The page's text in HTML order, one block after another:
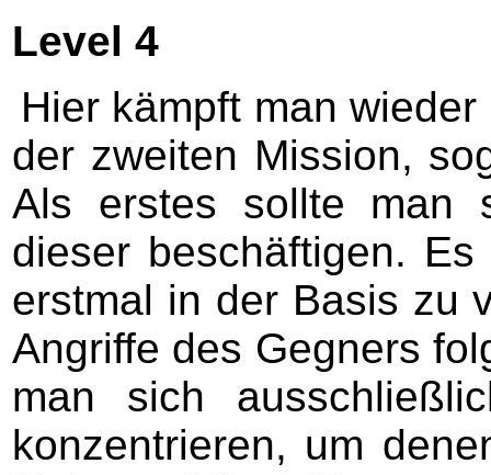
Level 4
Hier kämpft man
der zweiten Mission,
Als erstes sollte man
dieser beschäftigen.
erstmal in der Basis zu
Angriffe des Gegners
man sich
konzentrieren, um